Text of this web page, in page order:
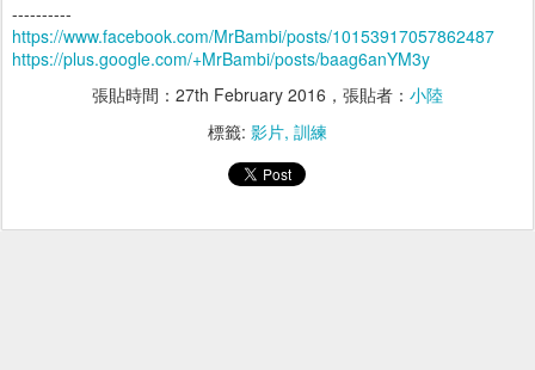
----------
https://www.facebook.com/MrBambi/posts/10153917057862487
https://plus.google.com/+MrBambi/posts/baag6anYM3y
張貼時間： 27th February 2016 ，張貼者： 小陸
標籤: 影片 訓練